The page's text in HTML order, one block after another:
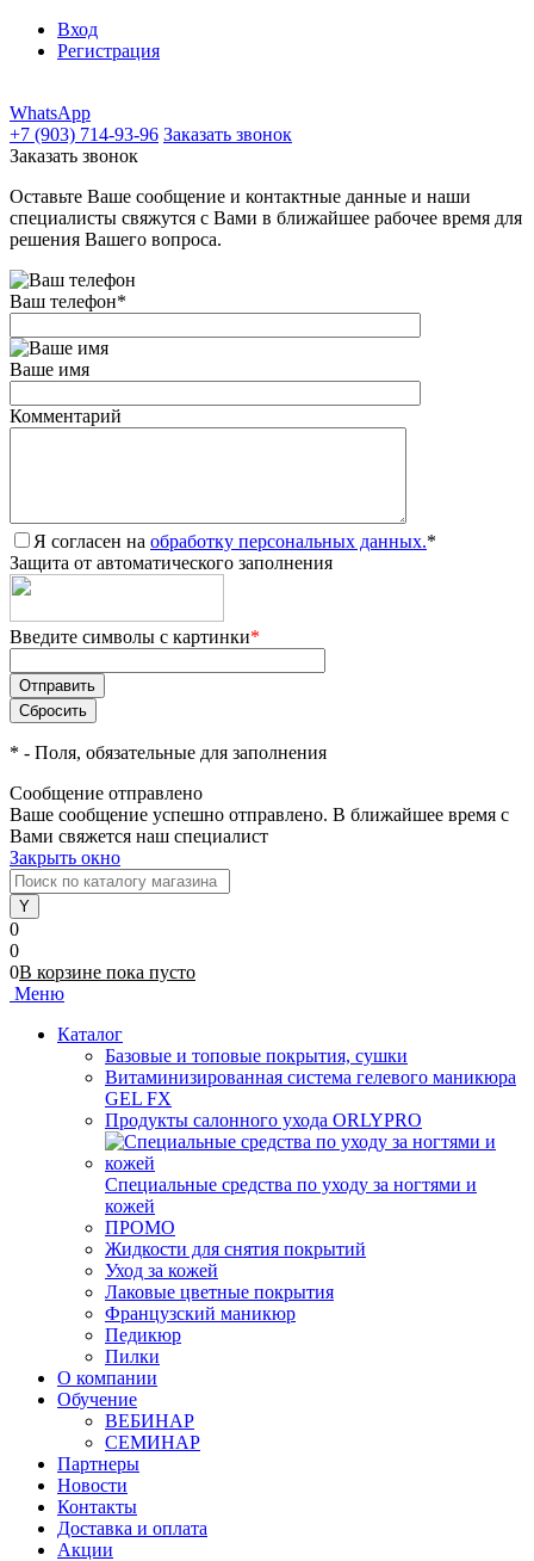
Вход
Регистрация
WhatsApp
+7 (903) 714-93-96 Заказать звонок
Заказать звонок
Оставьте Ваше сообщение и контактные данные и наши
специалисты свяжутся с Вами в ближайшее рабочее время для
решения Вашего вопроса.
Ваш телефон*
Ваше имя
Комментарий
Я согласен на обработку персональных данных.*
Защита от автоматического заполнения
Введите символы с картинки*
* - Поля, обязательные для заполнения
Сообщение отправлено
Ваше сообщение успешно отправлено. В ближайшее время с
Вами свяжется наш специалист
Закрыть окно
0
0
0В корзине пока пусто
Меню
Каталог
Базовые и топовые покрытия, сушки
Витаминизированная система гелевого маникюра
GEL FX
Продукты салонного ухода ORLYPRO
Специальные средства по уходу за ногтями и
кожей
ПРОМО
Жидкости для снятия покрытий
Уход за кожей
Лаковые цветные покрытия
Французский маникюр
Педикюр
Пилки
О компании
Обучение
ВЕБИНАР
СЕМИНАР
Партнеры
Новости
Контакты
Доставка и оплата
Акции